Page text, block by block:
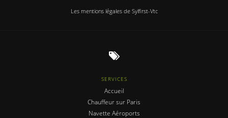
Les mentions légales de Sylfirst-Vtc
SERVICES
Accueil
Chauffeur sur Paris
Navette Aéroports